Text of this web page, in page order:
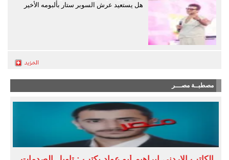
هل يستعيد عرش السوبر ستار بألبومه الأخير
مصطبــة مصـــر